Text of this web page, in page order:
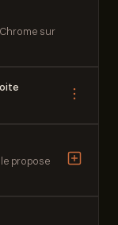
sur
propose